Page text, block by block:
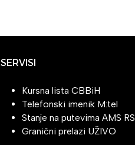
SERVISI
Kursna lista CBBiH
Telefonski imenik M:tel
Stanje na putevima AMS RS
Granični prelazi UŽIVO